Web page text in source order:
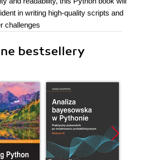
in writing high-quality scripts and
challenges
bestsellery